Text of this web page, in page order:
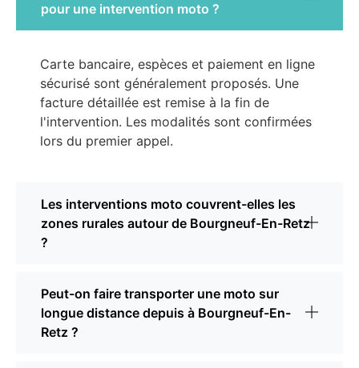
pour une intervention moto ?
Carte bancaire, espèces et paiement en ligne
sécurisé sont généralement proposés. Une
facture détaillée est remise à la fin de
l'intervention. Les modalités sont confirmées
lors du premier appel.
Les interventions moto couvrent-elles les
zones rurales autour de Bourgneuf-En-Retz
?
Peut-on faire transporter une moto sur
longue distance depuis à Bourgneuf-En-
Retz ?